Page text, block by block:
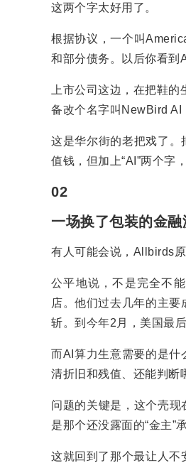
这两个字太好用了。
根据协议，一个叫
和部分债务。以后你看到
上市公司这边，在把鞋
备改个名字叫NewBird AI
这是华尔街的老把戏了
值钱，但加上“AI”两个字
02
一场换了包装的金融
有人可能会说，Allbirds
公平地说，不是完全不
店。他们过去几年的主
斩。到今年2月，美国最
而AI算力生意需要的是什
清折旧和残值、还能判断
问题的关键是，这个壳
是那个还没露面的“金主”
这就回到了那个最让人不